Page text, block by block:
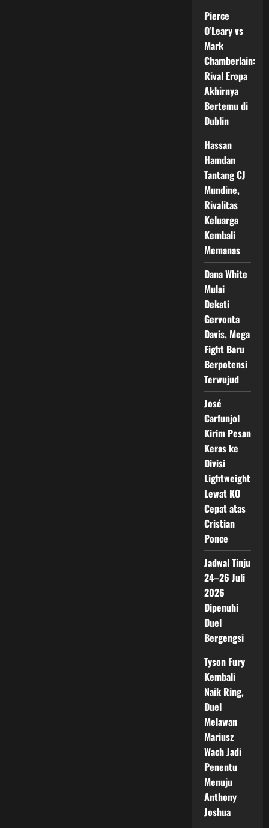
Pierce
O’Leary vs
Mark
Chamberlain:
Rival Eropa
Akhirnya
Bertemu di
Dublin
Hassan
Hamdan
Tantang CJ
Mundine,
Rivalitas
Keluarga
Kembali
Memanas
Dana White
Mulai
Dekati
Gervonta
Davis, Mega
Fight Baru
Berpotensi
Terwujud
José
Carfunjol
Kirim Pesan
Keras ke
Divisi
Lightweight
Lewat KO
Cepat atas
Cristian
Ponce
Jadwal Tinju
24–26 Juli
2026
Dipenuhi
Duel
Bergengsi
Tyson Fury
Kembali
Naik Ring,
Duel
Melawan
Mariusz
Wach Jadi
Penentu
Menuju
Anthony
Joshua